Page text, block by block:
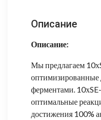
Описание
Описание:
Мы предлагаем
оптимизированные
ферментами.
оптимальные
достижения 100%